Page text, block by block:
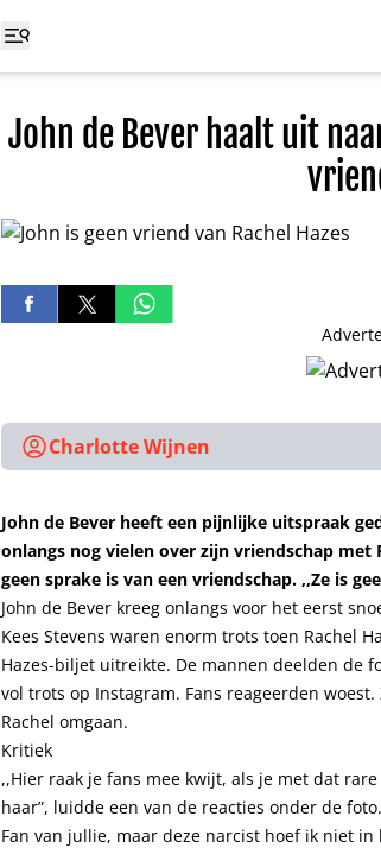
John de Bever haalt uit
Charlotte Wijnen
John de Bever heeft een pijnlijke uitspraak
onlangs nog vielen over zijn vriendschap met
geen sprake is van een vriendschap. ,,Ze is
John de Bever kreeg onlangs voor het eerst
Kees Stevens waren enorm trots toen Rachel
Hazes-biljet uitreikte. De mannen deelden de
vol trots op Instagram. Fans reageerden
Rachel omgaan.
Kritiek
,,Hier raak je fans mee kwijt, als je met dat
haar”, luidde een van de reacties onder de
Fan van jullie, maar deze narcist hoef ik niet in